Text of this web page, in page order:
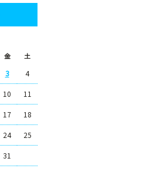
金 土
3 4
10 11
17 18
24 25
31